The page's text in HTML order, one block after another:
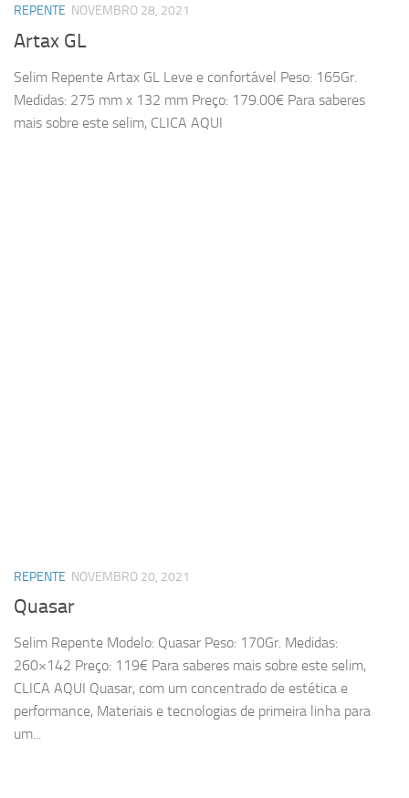
REPENTE NOVEMBRO 28, 2021
Artax GL
Selim Repente Artax GL Leve e confortável Peso: 165Gr.
Medidas: 275 mm x 132 mm Preço: 179.00€ Para saberes
mais sobre este selim, CLICA AQUI
REPENTE NOVEMBRO 20, 2021
Quasar
Selim Repente Modelo: Quasar Peso: 170Gr. Medidas:
260×142 Preço: 119€ Para saberes mais sobre este selim,
CLICA AQUI Quasar, com um concentrado de estética e
performance, Materiais e tecnologias de primeira linha para
um...